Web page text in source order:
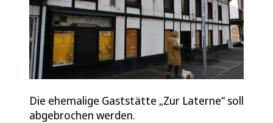
Die ehemalige Gaststätte „Zur Laterne“ soll
abgebrochen werden.